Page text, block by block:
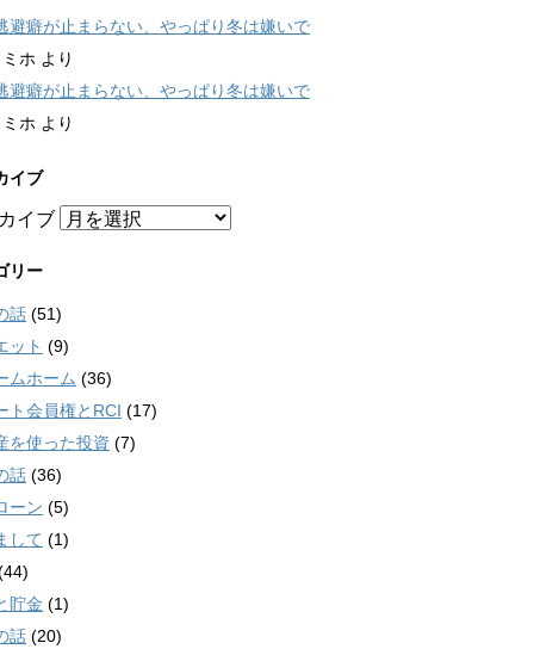
避癖が止まらない、やっぱり冬は嫌いで
ミホ より
避癖が止まらない、やっぱり冬は嫌いで
ミホ より
イブ
イブ
リー
話 (51)
ット (9)
ムホーム (36)
ト会員権とRCI (17)
を使った投資 (7)
話 (36)
ーン (5)
して (1)
貯金 (1)
話 (20)